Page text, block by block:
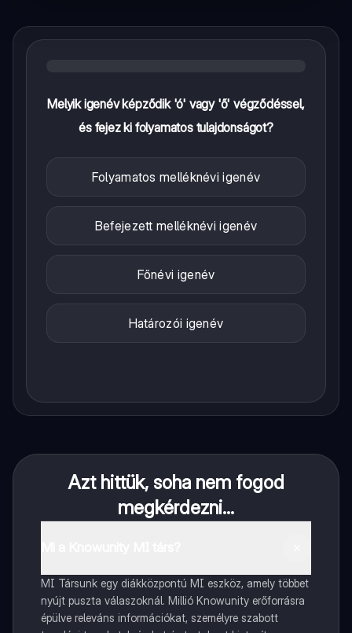
Melyik igenév képződik 'ó' vagy 'ő' végződéssel,
és fejez ki folyamatos tulajdonságot?
Folyamatos melléknévi igenév
Befejezett melléknévi igenév
Főnévi igenév
Határozói igenév
Azt hittük, soha nem fogod
megkérdezni...
MI Társunk egy diákközpontú MI eszköz, amely többet
nyújt puszta válaszoknál. Millió Knowunity erőforrásra
épülve releváns információkat, személyre szabott